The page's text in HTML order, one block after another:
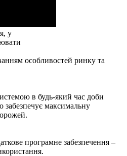
у
особливостей ринку та
в будь-який час доби
забезпечує максимальну
програмне забезпечення –